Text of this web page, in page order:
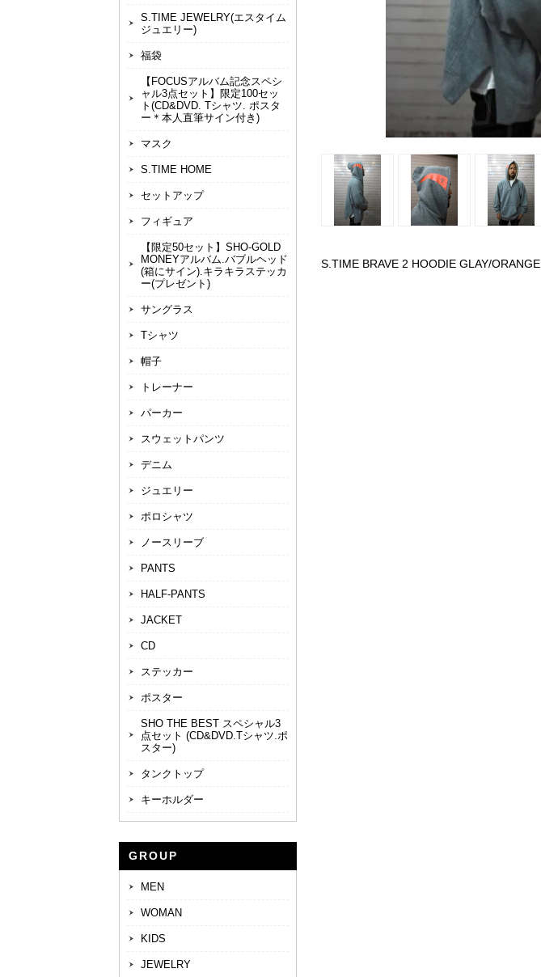
S.TIME JEWELRY(エスタイム
ジュエリー)
福袋
【FOCUSアルバム記念スペシ
ャル3点セット】限定100セッ
ト(CD&DVD. Tシャツ. ポスタ
ー＊本人直筆サイン付き)
マスク
S.TIME HOME
セットアップ
フィギュア
【限定50セット】SHO-GOLD
MONEYアルバム.バブルヘッド
(箱にサイン).キラキラステッカ
ー(プレゼント)
サングラス
Tシャツ
帽子
トレーナー
パーカー
スウェットパンツ
デニム
ジュエリー
ポロシャツ
ノースリーブ
PANTS
HALF-PANTS
JACKET
CD
ステッカー
ポスター
SHO THE BEST スペシャル3
点セット (CD&DVD.Tシャツ.ポ
スター)
タンクトップ
キーホルダー
GROUP
MEN
WOMAN
KIDS
JEWELRY
S.TIME BRAVE 2 HOODIE GLAY/ORANGE